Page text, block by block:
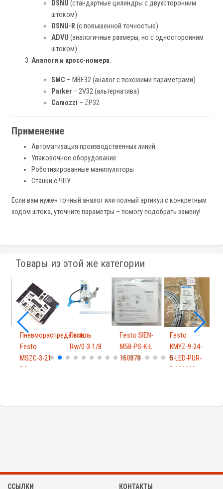
DSNU (стандартные цилиндры с двухсторонним
штоком)
DSNU-R (с повышенной точностью)
ADVU (аналогичные размеры, но с односторонним
штоком)
Аналоги и кросс-номера:
SMC – MBF32 (аналог с похожими параметрами)
Parker – 2V32 (альтернатива)
Camozzi – ZP32
Применение
Автоматизация производственных линий
Упаковочное оборудование
Роботизированные манипуляторы
Станки с ЧПУ
Если вам нужен точный аналог или полный артикул с конкретным
ходом штока, уточните параметры – помогу подобрать замену!
Товары из этой же категории
Пневмораспределитель
Festo
MSZC-3-21
DC...
Festo
Rw/0-3-1/8
Festo SIEN-
M5B-PS-K-L
150370
Festo
KMYZ-9-24-
5-LED-PUR-
B 193689
ССЫЛКИ КОНТАКТЫ